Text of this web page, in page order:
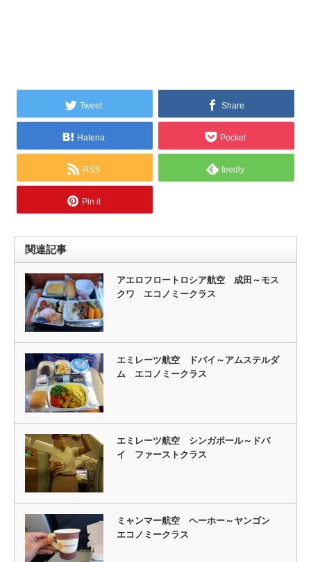
Tweet Share
Hatena Pocket
RSS feedly
Pin it
関連記事
アエロフロートロシア航空 成田～モス
クワ エコノミークラス
エミレーツ航空 ドバイ～アムステルダ
ム エコノミークラス
エミレーツ航空 シンガポール～ドバ
イ ファーストクラス
ミャンマー航空 ヘーホー～ヤンゴン
エコノミークラス